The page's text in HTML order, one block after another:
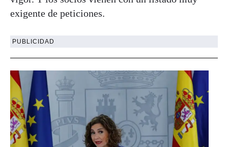
exigente de peticiones.
PUBLICIDAD